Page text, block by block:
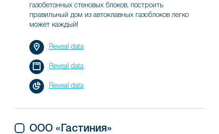
газобетонных стеновых блоков, построить
правильный дом из автоклавных газоблоков легко
может каждый!
Reveal data
Reveal data
Reveal data
ООО «Гастиния»